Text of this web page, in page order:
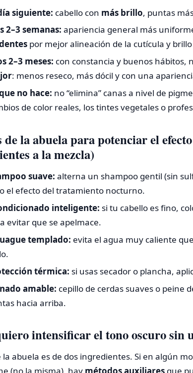
siguiente: cabello con más brillo, puntas
2–3 semanas: apariencia general más
por mejor alineación de la cutícula y
2–3 meses: con constancia y buenos hábitos,
: menos reseco, más dócil y con una
no hace: no “elimina” canas a nivel de
de color reales, los tintes vegetales o
de la abuela para potenciar el
a la mezcla)
suave: alterna un shampoo gentil (sin
el efecto del tratamiento nocturno.
inteligente: si tu cabello es fino,
evitar que se apelmace.
templado: evita el agua muy caliente
térmica: si usas secador o plancha,
amable: cepillo de cerdas suaves o peine
hacia arriba.
intensificar el tono oscuro sin
la abuela es de dos ingredientes. Si en algún